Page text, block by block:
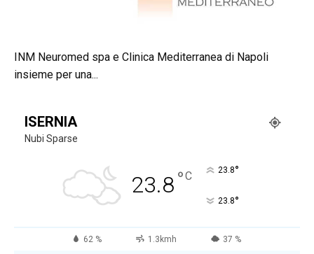
INM Neuromed spa e Clinica Mediterranea di Napoli
insieme per una...
ISERNIA
Nubi Sparse
23.8°C 23.8°
23.8°
62 % 1.3kmh 37 %